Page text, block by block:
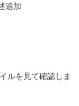
追加
ルを見て確認しま